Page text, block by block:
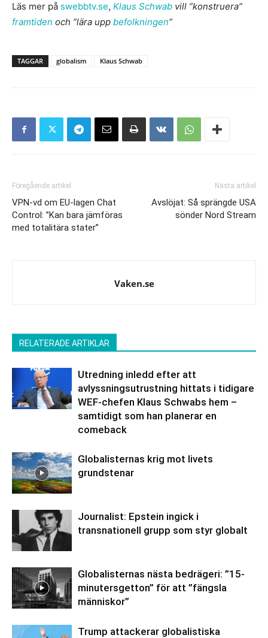
Läs mer på swebbtv.se, Klaus Schwab vill ”konstruera”
framtiden och ”lära upp befolkningen”
TAGGAR globalism Klaus Schwab
Föregående artikel
VPN-vd om EU-lagen Chat
Control: ”Kan bara jämföras
med totalitära stater”
Nästa artikel
Avslöjat: Så sprängde USA
sönder Nord Stream
Vaken.se
RELATERADE ARTIKLAR
Utredning inledd efter att
avlyssningsutrustning hittats i tidigare
WEF-chefen Klaus Schwabs hem –
samtidigt som han planerar en
comeback
Globalisternas krig mot livets
grundstenar
Journalist: Epstein ingick i
transnationell grupp som styr globalt
Globalisternas nästa bedrägeri: ”15-
minutersgetton” för att ”fängsla
människor”
Trump attackerar globalistiska